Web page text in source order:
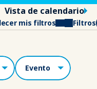
Vista de calendario
mis filtros Filtros
Lugar